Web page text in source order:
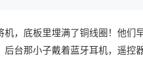
，底板里埋满了铜线圈！他们
台那小子戴着蓝牙耳机，遥控